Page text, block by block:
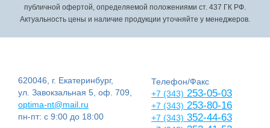
публичной офертой, определяемой положениями ст. 437 ГК РФ.
Актуальность цены и наличие продукции уточняйте у менеджеров.
620046, г. Екатеринбург,
ул. Завокзальная 5, оф. 709,
optima-nt@mail.ru
пн-пт: с 9:00 до 18:00
Телефон/Факс
+7 (343) 253-05-03
+7 (343) 253-80-16
+7 (343) 352-44-63